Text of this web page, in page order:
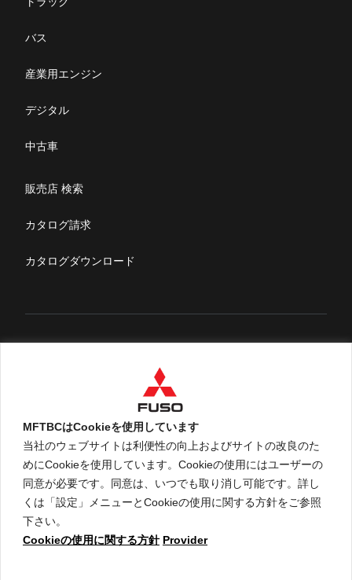
MFTBCはCookieを使用しています
当社のウェブサイトは利便性の向上およびサイトの改良のた
めにCookieを使用しています。Cookieの使用にはユーザーの
同意が必要です。同意は、いつでも取り消し可能です。詳し
くは「設定」メニューとCookieの使用に関する方針をご参照
下さい。
Cookieの使用に関する方針 Provider
お問い合わせ
ニュース・お知らせ
採用情報
リコール情報
特定整備(自動車一覧表）
ふそうライフ
FUSOマガジン
バス
産業用エンジン
デジタル
中古車
販売店 検索
カタログ請求
カタログダウンロード
An ARCHION Group Company